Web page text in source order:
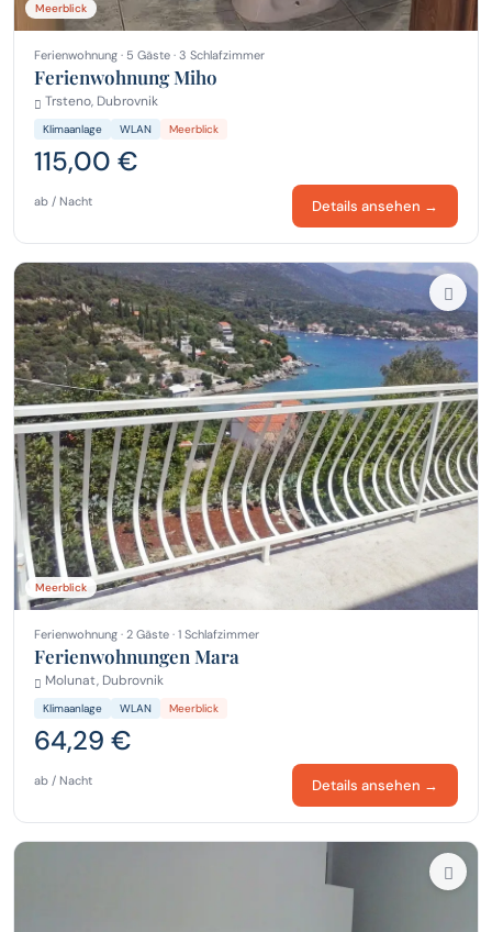
Meerblick
Ferienwohnung · 5 Gäste · 3 Schlafzimmer
Ferienwohnung Miho
Trsteno, Dubrovnik
Klimaanlage WLAN Meerblick
115,00 €
ab / Nacht Details ansehen →
Meerblick
Ferienwohnung · 2 Gäste · 1 Schlafzimmer
Ferienwohnungen Mara
Molunat, Dubrovnik
Klimaanlage WLAN Meerblick
64,29 €
ab / Nacht Details ansehen →